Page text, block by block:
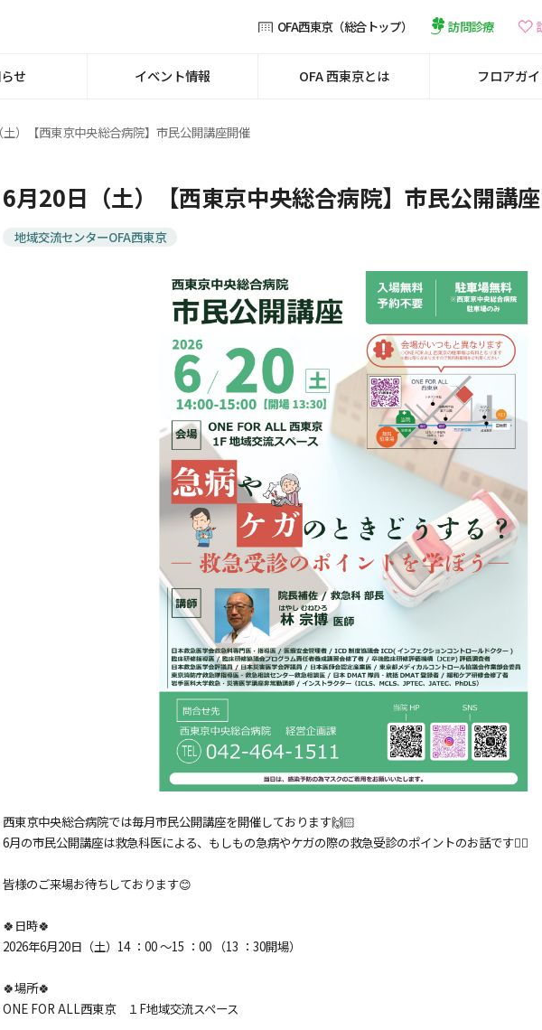
OFA西東京（総合トップ） 訪問診療
せ イベント情報 OFA 西東京とは フロアガ
）【西東京中央総合病院】市民公開講座開催
6月20日（土）【西東京中央総合病院】市民公開講
地域交流センターOFA西東京
西東京中央総合病院では毎月市民公開講座を開催しております🙌🏻
6月の市民公開講座は救急科医による、もしもの急病やケガの際の救急受診のポイントのお話です💁‍♀️
皆様のご来場お待ちしております😊
🍀日時🍀
2026年6月20日（土）14 ：00 ～15 ：00 （13 ：30開場）
🍀場所🍀
ONE FOR ALL西東京 １F地域交流スペース